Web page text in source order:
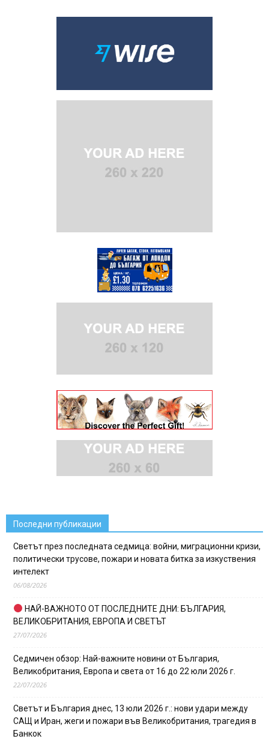
Последни публикации
Светът през последната седмица: войни, миграционни кризи,
политически трусове, пожари и новата битка за изкуствения
интелект
06/08/2026
НАЙ-ВАЖНОТО ОТ ПОСЛЕДНИТЕ ДНИ: БЪЛГАРИЯ,
ВЕЛИКОБРИТАНИЯ, ЕВРОПА И СВЕТЪТ
27/07/2026
Седмичен обзор: Най-важните новини от България,
Великобритания, Европа и света от 16 до 22 юли 2026 г.
22/07/2026
Светът и България днес, 13 юли 2026 г.: нови удари между
САЩ и Иран, жеги и пожари във Великобритания, трагедия в
Банкок